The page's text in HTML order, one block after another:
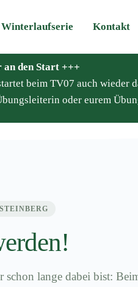
Winterlaufserie Kontakt
den Start +++
beim TV07 auch wieder
oder eurem
schon lange dabei bist: